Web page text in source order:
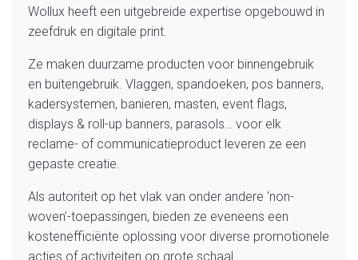
Wollux heeft een uitgebreide expertise opgebouwd in
zeefdruk en digitale print.
Ze maken duurzame producten voor binnengebruik
en buitengebruik. Vlaggen, spandoeken, pos banners,
kadersystemen, banieren, masten, event flags,
displays & roll-up banners, parasols… voor elk
reclame- of communicatieproduct leveren ze een
gepaste creatie.
Als autoriteit op het vlak van onder andere ‘non-
woven’-toepassingen, bieden ze eveneens een
kostenefficiënte oplossing voor diverse promotionele
acties of activiteiten op grote schaal.